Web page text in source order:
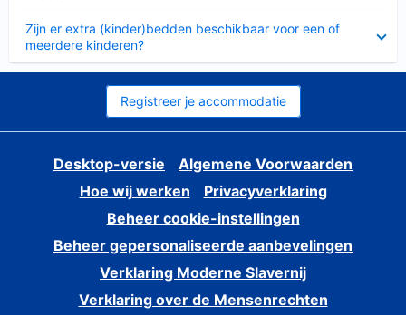
Zijn er extra (kinder)bedden beschikbaar voor een of
meerdere kinderen?
Registreer je accommodatie
Desktop-versie
Algemene Voorwaarden
Hoe wij werken
Privacyverklaring
Beheer cookie-instellingen
Beheer gepersonaliseerde aanbevelingen
Verklaring Moderne Slavernij
Verklaring over de Mensenrechten